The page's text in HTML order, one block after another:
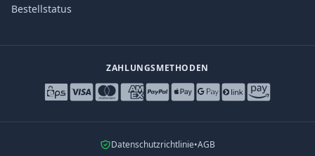
Bestellstatus
ZAHLUNGSMETHODEN
Datenschutzrichtlinie•AGB